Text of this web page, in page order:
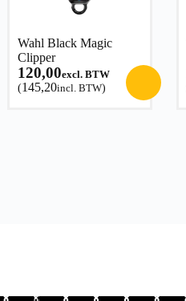
Wahl Black Magic
Clipper
120,00excl. BTW
(145,20incl. BTW)